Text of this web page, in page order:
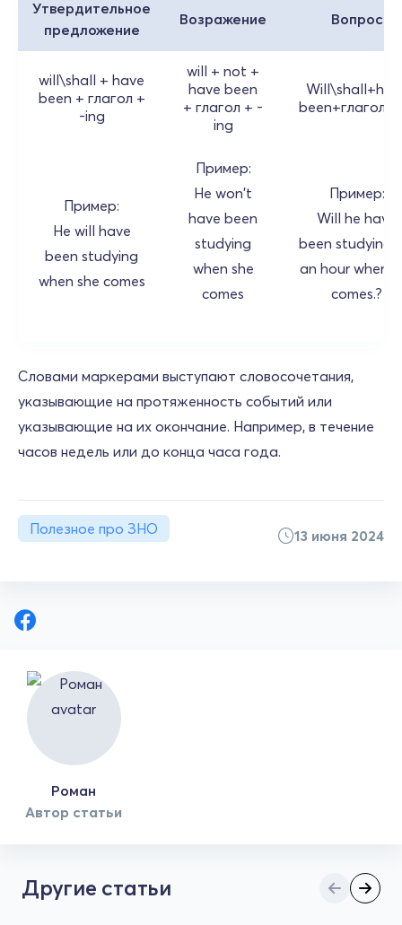
Утвердительное
предложение
Возражение Вопрос
will\shall + have
been + глагол +
-ing
will + not +
have been
+ глагол + -
ing
Пример:
He will have
been studying
when she comes
Пример:
He won't
have been
studying
when she
comes
Пример:
Will he have
been studying
an hour when
comes.?
Словами маркерами выступают словосочетания,
указывающие на протяженность событий или
указывающие на их окончание. Например, в течение
часов недель или до конца часа года.
Полезное про ЗНО 13 июня 2024
Роман
Автор статьи
Другие статьи